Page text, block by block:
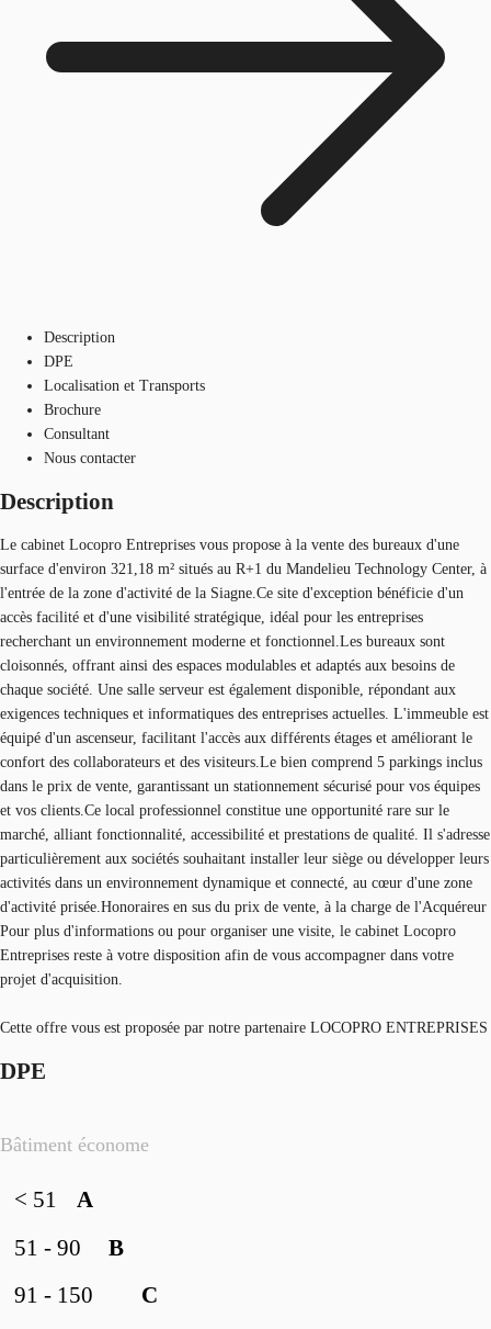
Description
DPE
Localisation et Transports
Brochure
Consultant
Nous contacter
Description
Le cabinet Locopro Entreprises vous propose à la vente des bureaux d'une
surface d'environ 321,18 m² situés au R+1 du Mandelieu Technology Center, à
l'entrée de la zone d'activité de la Siagne.Ce site d'exception bénéficie d'un
accès facilité et d'une visibilité stratégique, idéal pour les entreprises
recherchant un environnement moderne et fonctionnel.Les bureaux sont
cloisonnés, offrant ainsi des espaces modulables et adaptés aux besoins de
chaque société. Une salle serveur est également disponible, répondant aux
exigences techniques et informatiques des entreprises actuelles. L'immeuble est
équipé d'un ascenseur, facilitant l'accès aux différents étages et améliorant le
confort des collaborateurs et des visiteurs.Le bien comprend 5 parkings inclus
dans le prix de vente, garantissant un stationnement sécurisé pour vos équipes
et vos clients.Ce local professionnel constitue une opportunité rare sur le
marché, alliant fonctionnalité, accessibilité et prestations de qualité. Il s'adresse
particulièrement aux sociétés souhaitant installer leur siège ou développer leurs
activités dans un environnement dynamique et connecté, au cœur d'une zone
d'activité prisée.Honoraires en sus du prix de vente, à la charge de l'Acquéreur
Pour plus d'informations ou pour organiser une visite, le cabinet Locopro
Entreprises reste à votre disposition afin de vous accompagner dans votre
projet d'acquisition.
Cette offre vous est proposée par notre partenaire LOCOPRO ENTREPRISES
DPE
Bâtiment économe
A
< 51
B
51 - 90
C
91 - 150